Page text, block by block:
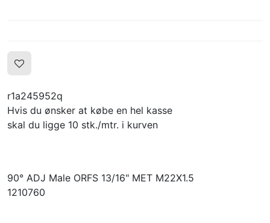
r1a245952q
Hvis du ønsker at købe en hel kasse
skal du ligge 10 stk./mtr. i kurven
90° ADJ Male ORFS 13/16" MET M22X1.5
1210760